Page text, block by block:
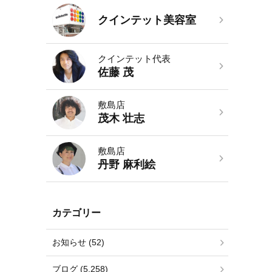
クインテット美容室
クインテット代表
佐藤 茂
敷島店
茂木 壮志
敷島店
丹野 麻利絵
カテゴリー
お知らせ (52)
ブログ (5,258)